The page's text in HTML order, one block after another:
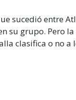
sucedió entre
su grupo. Pero
clasifica o no